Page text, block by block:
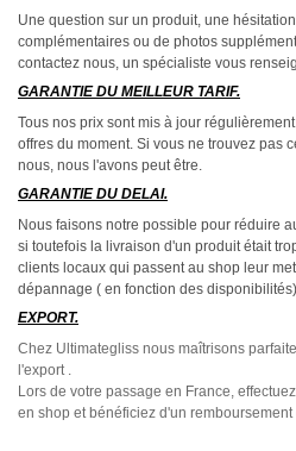
Une question sur un produit, une
complémentaires ou de photos
contactez nous, un spécialiste vous
GARANTIE DU MEILLEUR TARIF.
Tous nos prix sont mis à jour
offres du moment. Si vous ne trouvez pas
nous, nous l'avons peut être.
GARANTIE DU DELAI.
Nous faisons notre possible pour réduire
si toutefois la livraison d'un produit était
clients locaux qui passent au shop leur
dépannage ( en fonction des
EXPORT.
Chez Ultimategliss nous maîtrisons
l'export .
Lors de votre passage en France,
en shop et bénéficiez d'un remboursement